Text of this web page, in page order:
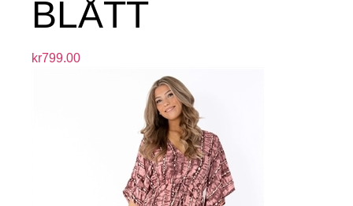
BLÅTT
kr799.00